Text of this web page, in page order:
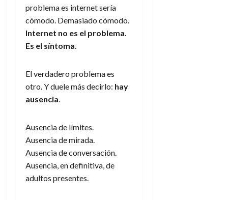
problema es internet sería
cómodo. Demasiado cómodo.
Internet no es el problema.
Es el síntoma.
El verdadero problema es
otro. Y duele más decirlo: hay
ausencia
Ausencia de límites.
Ausencia de mirada.
Ausencia de conversación.
Ausencia, en definitiva, de
adultos presentes.